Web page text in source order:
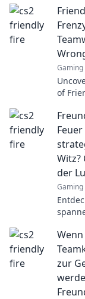
your
your
the
Find
Gaming
of
fails
out of
Don't
Witz?
der
Gaming
Feuer
unsere
Wenn
zur